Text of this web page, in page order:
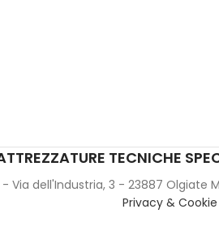
TECNICHE
Via dell'Industria, 3 - 23887
Privacy &